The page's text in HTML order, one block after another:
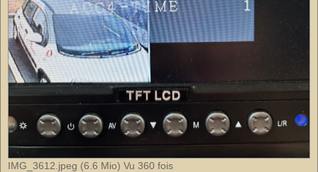
IMG_3612.jpeg (6.6 Mio) Vu 360 fois